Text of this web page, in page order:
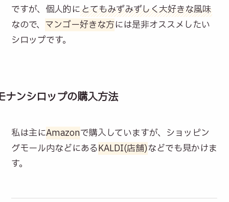
ですが、個人的にとてもみずみずしく大好きな風味
なので、 マンゴー好きな方には是非オススメしたい
シロップです。
ナンシロップの購入方法
私は主にAmazonで購入していますが、ショッピン
グモール内などにあるKALDI(店舗)などでも見かけま
す。